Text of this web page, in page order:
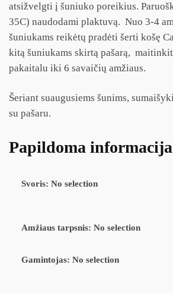
atsižvelgti į šuniuko poreikius.
35C) naudodami plaktuvą. Nuo 3-4
šuniukams reikėtų pradėti šerti košę
kitą šuniukams skirtą pašarą,
pakaitalu iki 6 savaičių amžiaus.
Šeriant suaugusiems šunims,
su pašaru.
Papildoma informacija
Svoris: No selection
Amžiaus tarpsnis: No selection
Gamintojas: No selection